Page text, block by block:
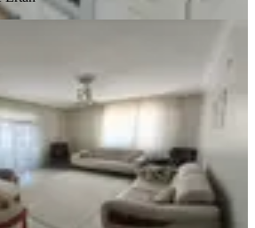
Sürsürü Mahallesi
170 m² ·5. Kat ·05.08.2026
₺